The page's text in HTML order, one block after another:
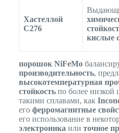
Хастеллой
C276
кислые
порошок NiFeMo
производительность,
высокотемпературная
стойкостьпо более низкой
такими сплавами, как
его ферромагнитные
его использование в
электроника или точное